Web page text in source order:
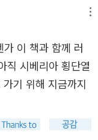
이 책과 함께 러
직 시베리아 횡단열
기 위해 지금까지